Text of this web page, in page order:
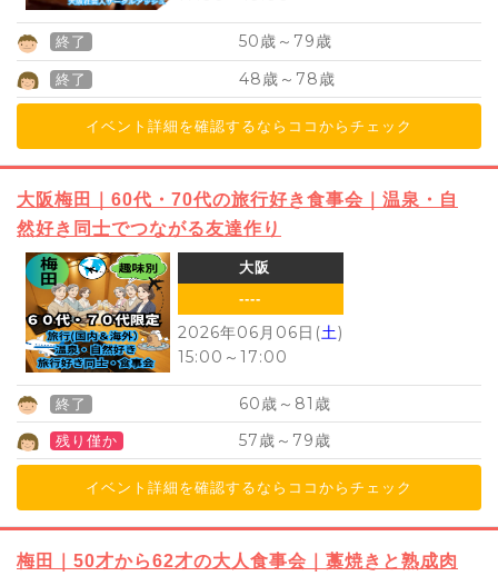
終了 50歳～ 79歳
終了 48歳～ 78歳
イベント詳細を確認するならココからチェック
大阪梅田｜60代・70代の旅行好き食事会｜温泉・自
然好き同士でつながる友達作り
大阪
----
2026年06月06日(土)
15:00 ～ 17:00
終了 60歳～ 81 歳
残り僅か 57歳～ 79歳
イベント詳細を確認するならココからチェック
梅田｜50才から62才の大人食事会｜藁焼きと熟成肉